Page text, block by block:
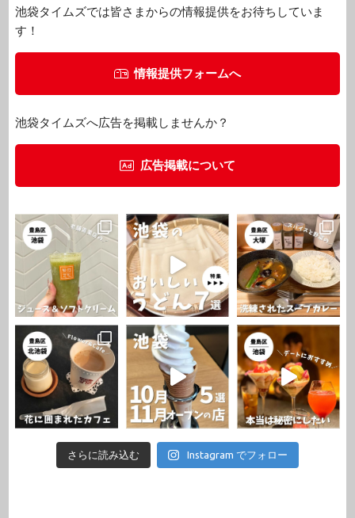
池袋タイムズでは皆さまからの情報提供をお待ちしていま
す！
情報提供フォームへ
池袋タイムズへ広告を掲載しませんか？
広告掲載について
さらに読み込む Instagram でフォロー